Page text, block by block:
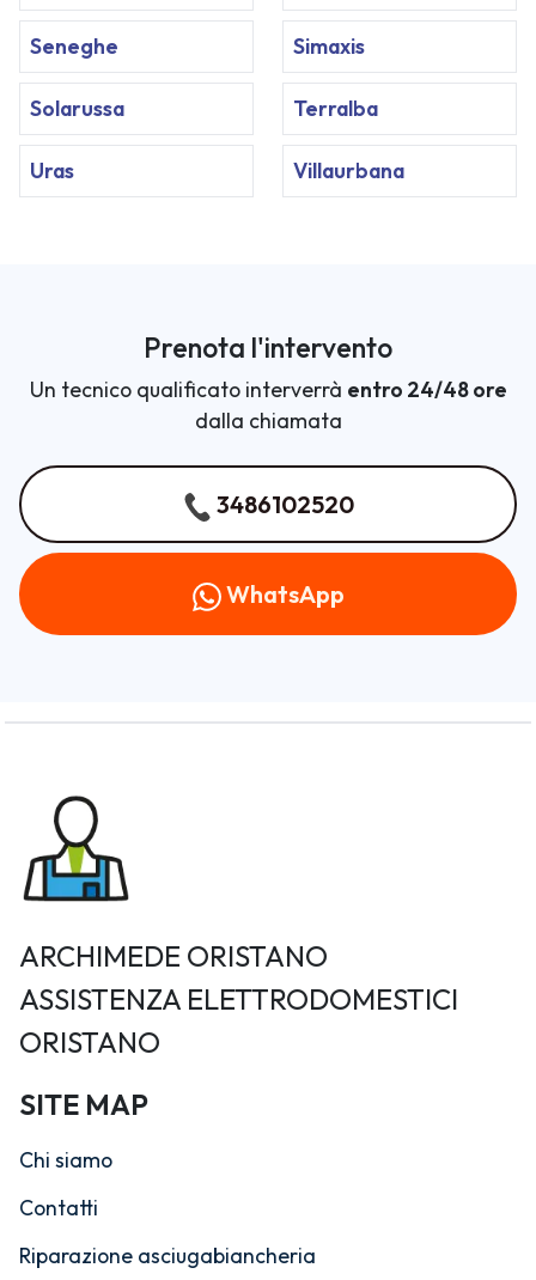
Seneghe Simaxis
Solarussa Terralba
Uras Villaurbana
Prenota l'intervento
Un tecnico qualificato interverrà entro 24/48 ore
dalla chiamata
3486102520
WhatsApp
ARCHIMEDE ORISTANO
ASSISTENZA ELETTRODOMESTICI
ORISTANO
SITE MAP
Chi siamo
Contatti
Riparazione asciugabiancheria